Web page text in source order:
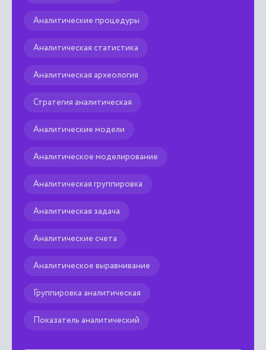
Аналитические процедуры
Аналитическая статистика
Аналитическая археология
Стратегия аналитическая
Аналитические модели
Аналитическое моделирование
Аналитическая группировка
Аналитическая задача
Аналитические счета
Аналитическое выравнивание
Группировка аналитическая
Показатель аналитический